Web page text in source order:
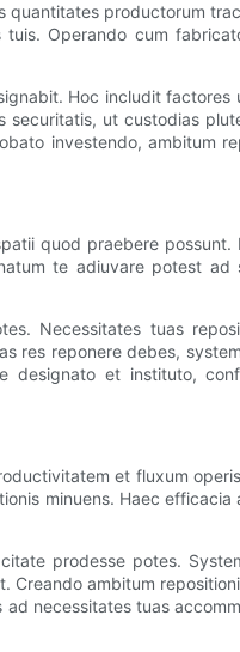
productorum
Operando cum
Hoc includit
ut custodias
investendo, ambitum
quod praebere
te adiuvare potest
Necessitates tuas
res reponere debes,
et instituto,
et fluxum
minuens. Haec
prodesse potes.
ambitum
necessitates tuas